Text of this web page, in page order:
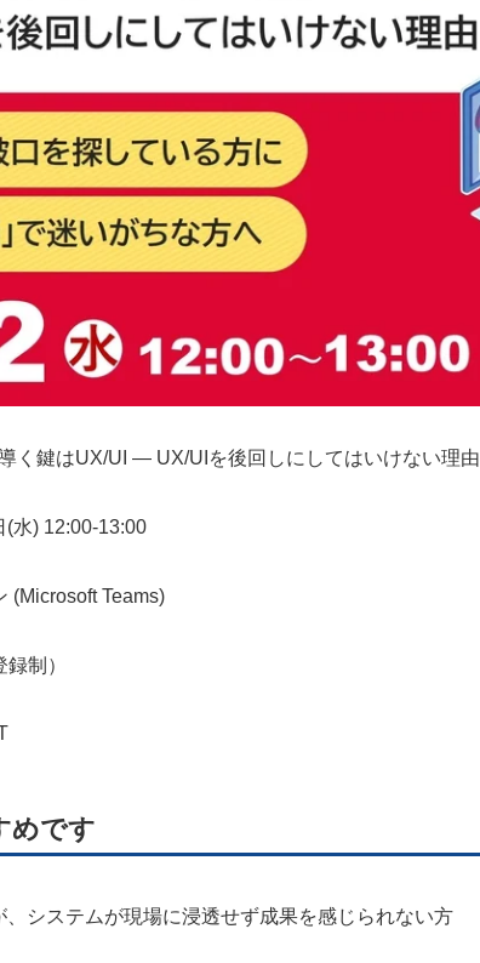
く鍵はUX/UI ― UX/UIを後回しにしてはいけない理由
水) 12:00-13:00
(Microsoft Teams)
制）
めです
、システムが現場に浸透せず成果を感じられない方